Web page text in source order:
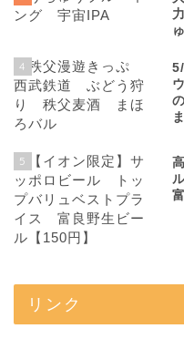
4
5
リンク